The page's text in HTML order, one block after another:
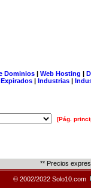
Dominios| Web Hosting |
| Industrias |
[Pág.
** Precios
© 2002/2022 Solo10.com